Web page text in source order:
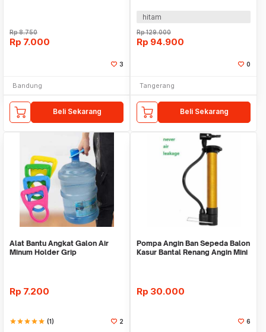
Rp8.750
Rp 7.000
3
Bandung
Beli Sekarang
hitam
Rp129.000
Rp 94.900
0
Tangerang
Beli Sekarang
Alat Bantu Angkat Galon Air
Minum Holder Grip
Rp 7.200
starstarstarstarstar (1) 2
Pompa Angin Ban Sepeda Balon
Kasur Bantal Renang Angin Mini
Rp 30.000
6